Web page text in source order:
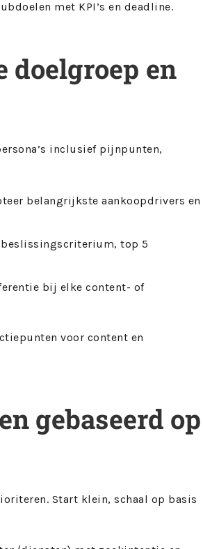
met KPI’s en deadline.
doelgroep en
inclusief pijnpunten,
belangrijkste aankoopdrivers en
top 5
bij elke content- of
voor content en
gebaseerd op
Start klein, schaal op basis